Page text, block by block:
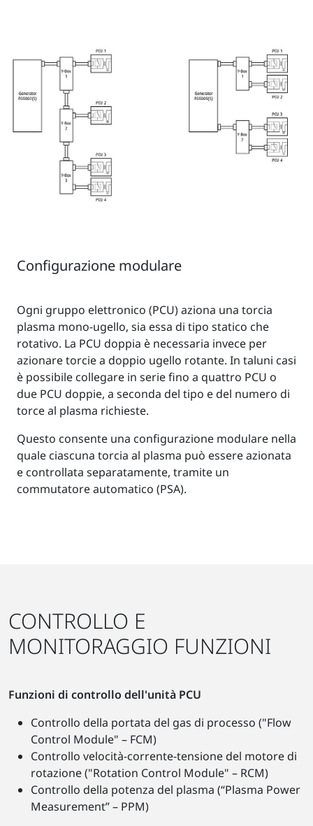
Configurazione modulare
Ogni gruppo elettronico (PCU) aziona una torcia
plasma mono-ugello, sia essa di tipo statico che
rotativo. La PCU doppia è necessaria invece per
azionare torcie a doppio ugello rotante. In taluni casi
è possibile collegare in serie fino a quattro PCU o
due PCU doppie, a seconda del tipo e del numero di
torce al plasma richieste.
Questo consente una configurazione modulare nella
quale ciascuna torcia al plasma può essere azionata
e controllata separatamente, tramite un
commutatore automatico (PSA).
CONTROLLO E
MONITORAGGIO FUNZIONI
Funzioni di controllo dell'unità PCU
Controllo della portata del gas di processo ("Flow
Control Module" – FCM)
Controllo velocità-corrente-tensione del motore di
rotazione ("Rotation Control Module" – RCM)
Controllo della potenza del plasma (“Plasma Power
Measurement” – PPM)